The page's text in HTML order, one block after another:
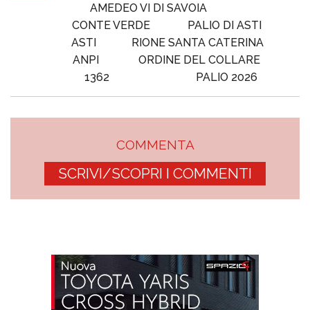
AMEDEO VI DI SAVOIA
CONTE VERDE
PALIO DI ASTI
ASTI
RIONE SANTA CATERINA
ANPI
ORDINE DEL COLLARE
1362
PALIO 2026
COMMENTA
SCRIVI/SCOPRI I COMMENTI